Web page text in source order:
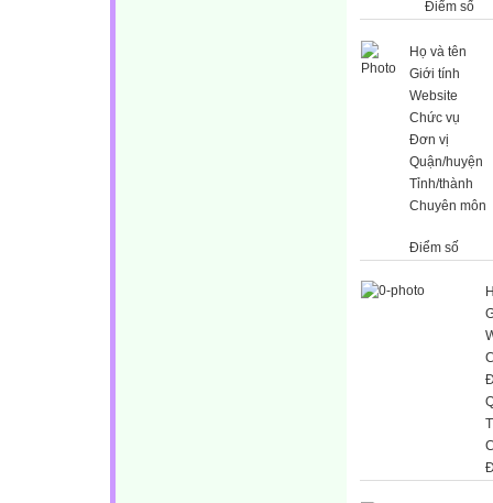
Điểm số
Họ và tên
Giới tính
Website
Chức vụ
Đơn vị
Quận/huyện
Tỉnh/thành
Chuyên môn
Điểm số